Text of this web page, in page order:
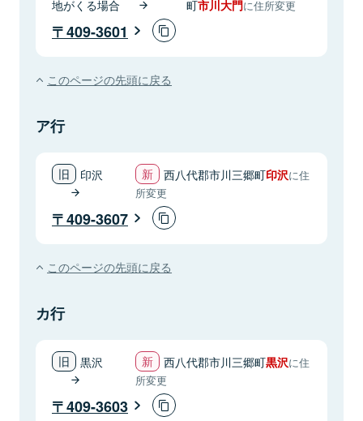
地がくる場合
町市川大門に住所変更
409-3601
このページの先頭に戻る
ア行
印沢 西八代郡市川三郷町印沢に住
所変更
409-3607
このページの先頭に戻る
カ行
黒沢 西八代郡市川三郷町黒沢に住
所変更
409-3603